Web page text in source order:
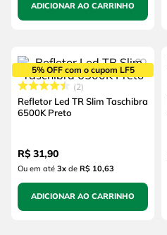
ADICIONAR AO CARRINHO
5% OFF com o cupom LF5
2
Refletor Led TR Slim Taschibra
6500K Preto
R$ 31,90
Ou em até 3xde R$ 10,63
ADICIONAR AO CARRINHO